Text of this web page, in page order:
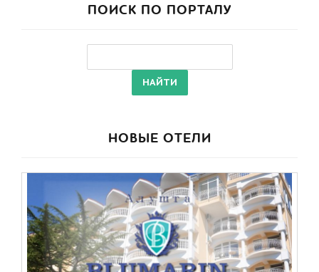
ПОИСК ПО ПОРТАЛУ
НОВЫЕ ОТЕЛИ